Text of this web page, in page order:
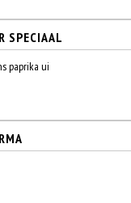
SPECIAAL
paprika ui